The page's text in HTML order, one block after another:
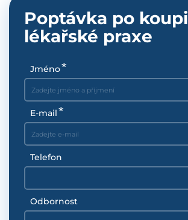
Poptávka po koupi
lékařské praxe
Jméno
E-mail
Telefon
Odbornost